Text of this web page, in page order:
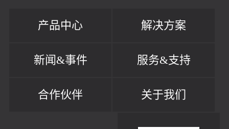
产品中心 解决方案
新闻&事件 服务&支持
合作伙伴 关于我们